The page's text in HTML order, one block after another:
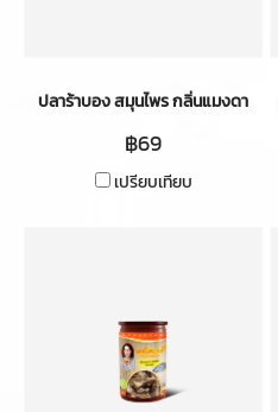
ปลาร้าบอง สมุนไพร กลิ่นแมงดา
฿69
เปรียบเทียบ